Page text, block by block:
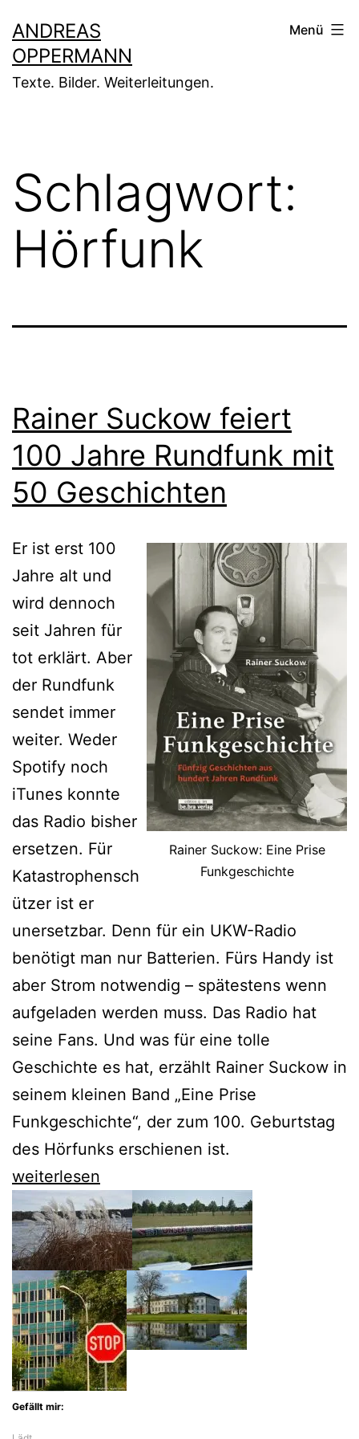
Inhalt
springen
ANDREAS
OPPERMANN
Texte. Bilder. Weiterleitungen.
Menü
Schlagwort:
Hörfunk
Rainer Suckow feiert
100 Jahre Rundfunk mit
50 Geschichten
Rainer Suckow: Eine Prise
Funkgeschichte
Er ist erst 100
Jahre alt und
wird dennoch
seit Jahren für
tot erklärt. Aber
der Rundfunk
sendet immer
weiter. Weder
Spotify noch
iTunes konnte
das Radio bisher
ersetzen. Für
Katastrophensch
ützer ist er
unersetzbar. Denn für ein UKW-Radio
benötigt man nur Batterien. Fürs Handy ist
aber Strom notwendig – spätestens wenn
aufgeladen werden muss. Das Radio hat
seine Fans. Und was für eine tolle
Geschichte es hat, erzählt Rainer Suckow in
seinem kleinen Band „Eine Prise
Funkgeschichte“, der zum 100. Geburtstag
des Hörfunks erschienen ist.
Rainer
Suckow
feiert
100
Jahre
Rundfunk
mit
50
Geschichten
weiterlesen
Gefällt mir: